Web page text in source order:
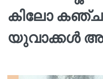
കിലോ
യുവാക്കൾ